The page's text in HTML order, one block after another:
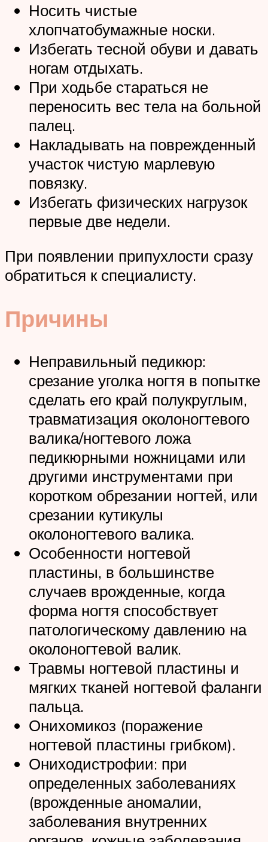
Носить чистые
хлопчатобумажные носки.
Избегать тесной обуви и давать
ногам отдыхать.
При ходьбе стараться не
переносить вес тела на больной
палец.
Накладывать на поврежденный
участок чистую марлевую
повязку.
Избегать физических нагрузок
первые две недели.
При появлении припухлости сразу
обратиться к специалисту.
Причины
Неправильный педикюр:
срезание уголка ногтя в попытке
сделать его край полукруглым,
травматизация околоногтевого
валика/ногтевого ложа
педикюрными ножницами или
другими инструментами при
коротком обрезании ногтей, или
срезании кутикулы
околоногтевого валика.
Особенности ногтевой
пластины, в большинстве
случаев врожденные, когда
форма ногтя способствует
патологическому давлению на
околоногтевой валик.
Травмы ногтевой пластины и
мягких тканей ногтевой фаланги
пальца.
Онихомикоз (поражение
ногтевой пластины грибком).
Ониходистрофии: при
определенных заболеваниях
(врожденные аномалии,
заболевания внутренних